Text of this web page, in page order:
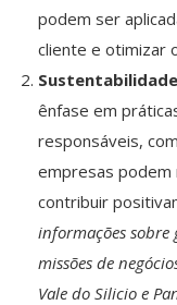
podem ser
cliente e otimizar
ênfase em
responsáveis,
empresas podem
contribuir
informações sobre
missões de
Vale do Silicio e